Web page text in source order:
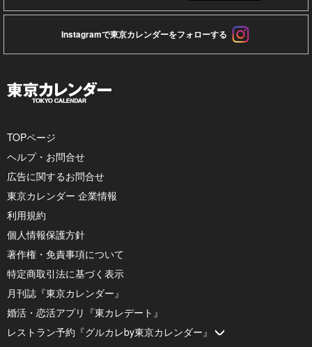
Instagramで東京カレンダーをフォローする
TOPページ
ヘルプ・お問合せ
広告に関するお問合せ
東京カレンダー 企業情報
利用規約
個人情報保護方針
著作権・免責事項について
特定商取引法に基づく表示
月刊誌『東京カレンダー』
婚活・恋活アプリ『東カレデート』
レストラン予約『グルカレby東京カレンダー』